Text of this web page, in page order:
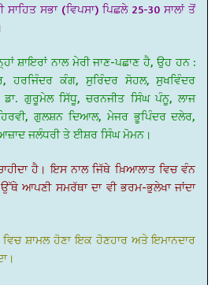
ਸਭਾ (ਵਿਪਸਾ) ਪਿਛਲੇ 25-30 ਸਾਲਾਂ ਤੋਂ
ਸ਼ਾਇਰਾਂ ਨਾਲ ਮੇਰੀ ਜਾਣ-ਪਛਾਣ ਹੈ, ਉਹ ਹਨ :
ਹਰਜਿੰਦਰ ਕੰਗ, ਸੁਰਿੰਦਰ ਸੋਹਲ, ਸੁਖਵਿੰਦਰ
ਗੁਰੂਮੇਲ ਸਿੱਧੂ, ਚਰਨਜੀਤ ਸਿੰਘ ਪੰਨੂ, ਲਾਜ
ਗੁਲਸ਼ਨ ਦਿਆਲ, ਮੇਜਰ ਭੂਪਿੰਦਰ ਦਲੇਰ,
ਜਲੰਧਰੀ ਤੇ ਈਸ਼ਰ ਸਿੰਘ ਮੋਮਨ।
ਹੈ। ਇਸ ਨਾਲ ਜਿੱਥੇ ਖ਼ਿਆਲਾਤ ਵਿਚ ਵੰਨ
ਉੱਥੇ ਆਪਣੀ ਸਮਰੱਥਾ ਦਾ ਵੀ ਭਰਮ-ਭੁਲੇਖਾ ਜਾਂਦਾ
ਵਿਚ ਸ਼ਾਮਲ ਹੋਣਾ ਇਕ ਹੋਣਹਾਰ ਅਤੇ ਇਮਾਨਦਾਰ